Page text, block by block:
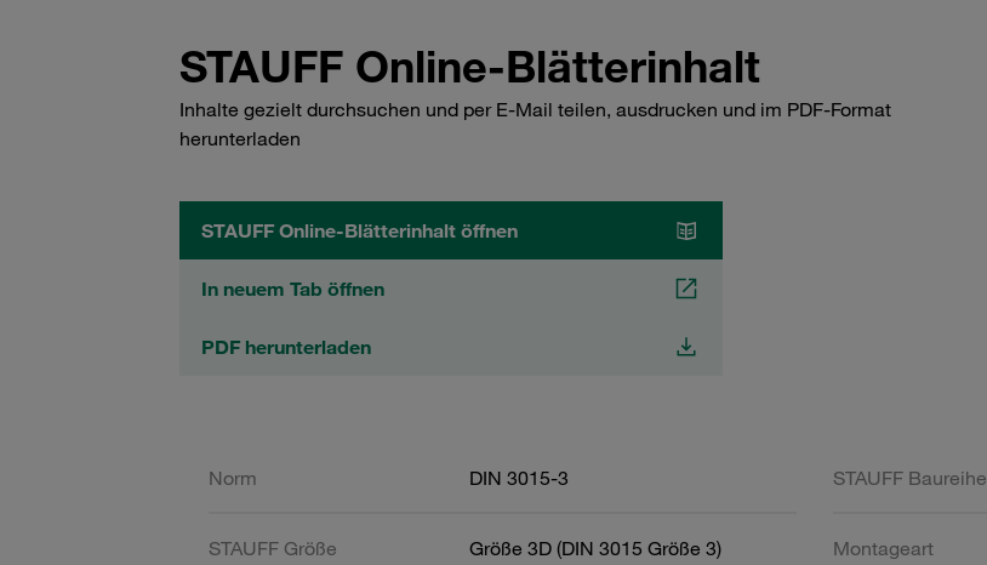
STAUFF Online-Blätterinhalt
Inhalte gezielt durchsuchen und per E-Mail teilen, ausdrucken und im PDF-Format
herunterladen
STAUFF Online-Blätterinhalt öffnen
In neuem Tab öffnen
PDF herunterladen
Norm DIN 3015-3 STAUFF Baureihe
STAUFF Größe Größe 3D (DIN 3015 Größe 3) Montageart